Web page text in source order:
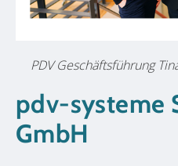
pdv-systeme
GmbH
PDV Geschäftsführung